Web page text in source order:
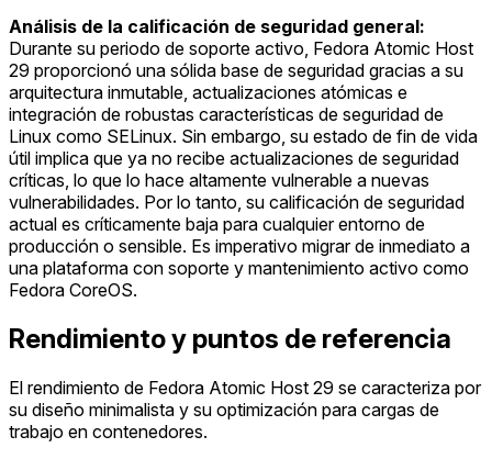
Análisis de la calificación de seguridad general:
Durante su periodo de soporte activo, Fedora Atomic Host
29 proporcionó una sólida base de seguridad gracias a su
arquitectura inmutable, actualizaciones atómicas e
integración de robustas características de seguridad de
Linux como SELinux. Sin embargo, su estado de fin de vida
útil implica que ya no recibe actualizaciones de seguridad
críticas, lo que lo hace altamente vulnerable a nuevas
vulnerabilidades. Por lo tanto, su calificación de seguridad
actual es críticamente baja para cualquier entorno de
producción o sensible. Es imperativo migrar de inmediato a
una plataforma con soporte y mantenimiento activo como
Fedora CoreOS.
Rendimiento y puntos de referencia
El rendimiento de Fedora Atomic Host 29 se caracteriza por
su diseño minimalista y su optimización para cargas de
trabajo en contenedores.